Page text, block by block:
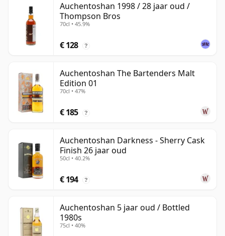
Auchentoshan 1998 / 28 jaar oud /
Thompson Bros
70cl • 45.9%
€ 128 ?
Auchentoshan The Bartenders Malt
Edition 01
70cl • 47%
€ 185 ?
Auchentoshan Darkness - Sherry Cask
Finish 26 jaar oud
50cl • 40.2%
€ 194 ?
Auchentoshan 5 jaar oud / Bottled
1980s
75cl • 40%